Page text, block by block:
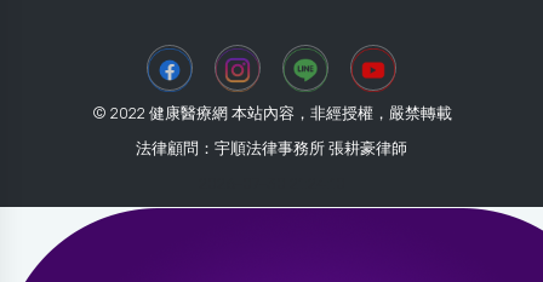
© 2022 健康醫療網 本站內容，非經授權，嚴禁轉載
法律顧問：宇順法律事務所 張耕豪律師